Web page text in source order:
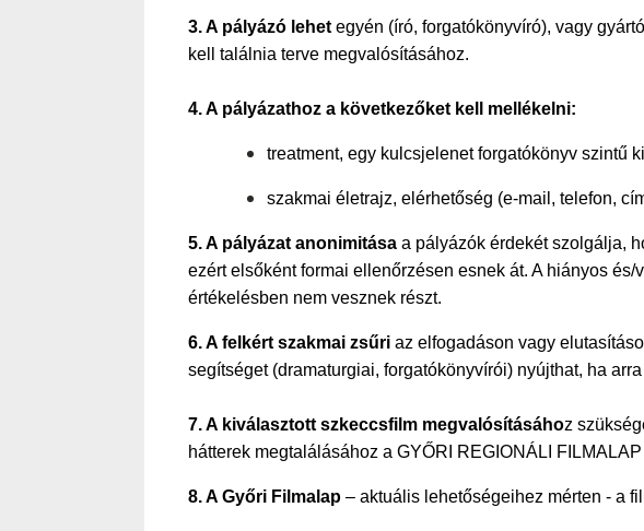
3. A pályázó lehet egyén (író, forgatókönyvíró), vagy
kell találnia terve megvalósításához.
4. A pályázathoz a következőket kell mellékelni:
treatment, egy kulcsjelenet forgatókönyv szintű
szakmai életrajz, elérhetőség (e-mail, telefon,
5. A pályázat anonimitása a pályázók érdekét szolgálja,
ezért elsőként formai ellenőrzésen esnek át. A hiányos
értékelésben nem vesznek részt.
6. A felkért szakmai zsűri az elfogadáson vagy
segítséget (dramaturgiai, forgatókönyvírói) nyújthat, ha
7. A kiválasztott szkeccsfilm megvalósításához
hátterek megtalálásához a GYŐRI REGIONÁLI
8. A Győri Filmalap – aktuális lehetőségeihez mérten - a